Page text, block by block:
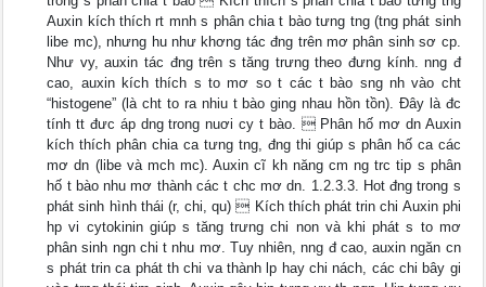
Auxin kích thích rt mnh s phân chia t bào tưng tng (tng phát sinh
libe mc), nhưng hu như khơng tác đng trên mơ phân sinh sơ cp.
Như vy, auxin tác đng trên s tăng trưng theo đưng kính. nng đ
cao, auxin kích thích s to mơ so t các t bào sng nh vào cht
“histogene” (là cht to ra nhiu t bào ging nhau hồn tồn). Đây là đc
tính tt đưc áp dng trong nuơi cy t bào.  Phân hố mơ dn Auxin
kích thích phân chia ca tưng tng, đng thi giúp s phân hố ca các
mơ dn (libe và mch mc). Auxin cĩ kh năng cm ng trc tip s phân
hố t bào nhu mơ thành các t chc mơ dn. 1.2.3.3. Hot đng trong s
phát sinh hình thái (r, chi, qu)  Kích thích phát trin chi Auxin phi
hp vi cytokinin giúp s tăng trưng chi non và khi phát s to mơ
phân sinh ngn chi t nhu mơ. Tuy nhiên, nng đ cao, auxin ngăn cn
s phát trin ca phát th chi va thành lp hay chi nách, các chi bây gi